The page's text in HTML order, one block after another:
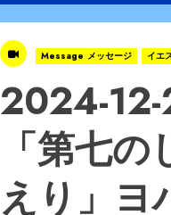
Message メッセージ イエ
2024-12-
「第七
えり」ヨ